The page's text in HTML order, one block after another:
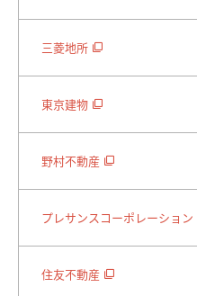
三菱地所
東京建物
野村不動産
プレサンスコーポレーション
住友不動産